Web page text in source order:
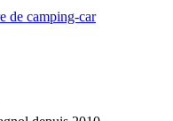
de camping-car